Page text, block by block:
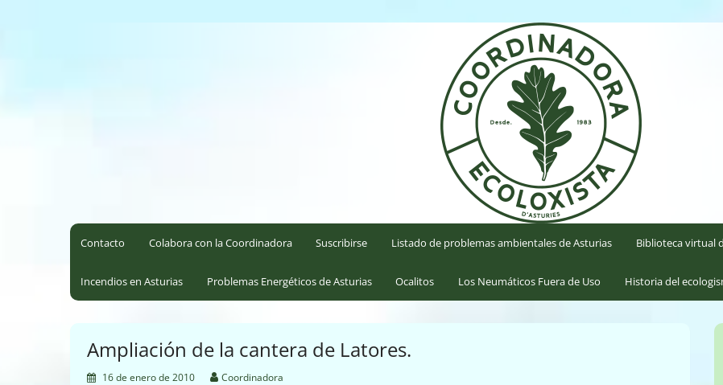
Contacto Colabora con la Coordinadora Suscribirse Listado de problemas ambientales de Asturias Biblioteca virtual
Incendios en Asturias Problemas Energéticos de Asturias Ocalitos Los Neumáticos Fuera de Uso Historia del
Ampliación de la cantera de Latores.
16 de enero de 2010 Coordinadora